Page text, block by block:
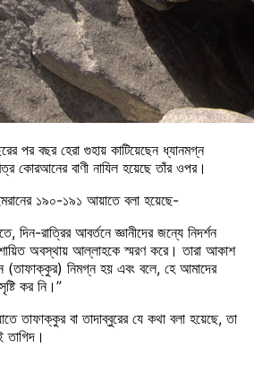
পর বছর হেরা গুহায় কাটিয়েছেন ধ্যানমগ্ন
কোরআনের বাণী নাযিল হয়েছে তাঁর ওপর।
১৯০-১৯১ আয়াতে বলা হয়েছে-
দিন-রাত্রির আবর্তনে জ্ঞানীদের জন্যে নিদর্শন
শায়িত অবস্থায় আল্লাহকে স্মরণ করে। তারা আকাশ
(তাফাক্কুর) নিমগ্ন হয় এবং বলে, হে আমাদের
কর নি।”
তাফাক্কুর বা তাদাব্বুরের যে কথা বলা হয়েছে, তা
তাগিদ।